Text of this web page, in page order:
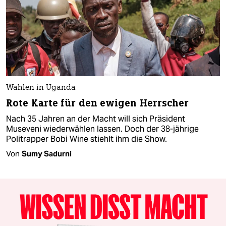
Wahlen in Uganda
Rote Karte für den ewigen Herrscher
Nach 35 Jahren an der Macht will sich Präsident
Museveni wiederwählen lassen. Doch der 38-jährige
Politrapper Bobi Wine stiehlt ihm die Show.
Von Sumy Sadurni